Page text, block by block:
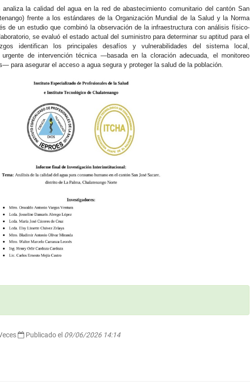
la calidad del agua en la red de abastecimiento comunitario del cantón San
frente a los estándares de la Organización Mundial de la Salud y la Norma
de un estudio que combinó la observación de la infraestructura con análisis físico-
se evaluó el estado actual del suministro para determinar su aptitud para el
identifican los principales desafíos y vulnerabilidades del sistema local,
urgente de intervención técnica —basada en la cloración adecuada, el monitoreo
para asegurar el acceso a agua segura y proteger la salud de la población.
Publicado el 09/06/2026 14:14